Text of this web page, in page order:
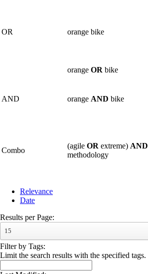
OR orange bike
orange OR bike
AND orange AND bike
Combo
(agile OR extreme) AND
methodology
Relevance
Date
Results per Page:
15
Filter by Tags:
Limit the search results with the specified tags.